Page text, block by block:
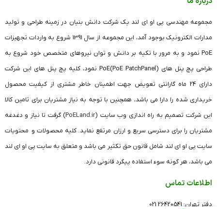
مجموعه مهندسی پی او ای لند یک شرکت دانش بنیان در زمینه طراحی و تولید
مدارات الکترونیک بوجود آمد، این مجموعه از سال 1391 شروع به واردات تجهیزات
PoE نمود و به مرور با تکیه بر دانش و توان نیروهای متخصص خود شروع به
طراحی پچ پنل های (PoE PatchPanel)PoE نمود، کلیه پچ پنل های این شرکت
دارای 24 ماه گارانتی تعویض جهت اطمینان خاطر مشتری از کیفیت محصول
خریداری شده را دارا می باشد، همچنین با توجه به نیاز مشتریان برای تامین کالا
این شرکت تصمیم به راه اندازی وب سایت (PoELand.ir) گرفت تا نیاز و دغدغه
مشتریان را برای دسترسی سریع و ارزان مرتفع نماید. کلیه محصولات و محتویات
سایت پی او ای لند شامل قانون حق تکثیر می باشد و متعلق به سایت پی او ای لند
می باشد، هر گونه سوء استفاده پیگرد قانونی دارد.
اطلاعات تماس
دفتر تهران: 26420541 021